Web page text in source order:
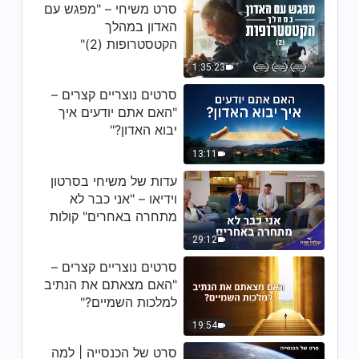
8:14
אלוהים – מובאה 34
8:14
דבר אלוהים היומי: להכיר את
אלוהים – מובאה 35
13:37
דבר אלוהים היומי: להכיר את
אלוהים – מובאה 36
11:25
דבר אלוהים היומי: להכיר את
אלוהים – מובאה 37
דבר אלוהים היומי: להכיר את
אלוהים – מובאה 38
1:35:23
סרט משיחי – "מפגש עם
האדון במהלך
הקטסטרופות (2)"
13:11
סרטים נוצריים קצרים –
"האם אתם יודעים איך
יבוא האדון?"
29:12
עדות של משיחי בסרטון
וידיאו – "אני כבר לא
מתחרה באחרים" קולות
19:54
סרטים נוצריים קצרים –
"האם מצאתם את הנתיב
למלכות השמיים?"
סרט של הכנסייה | למה